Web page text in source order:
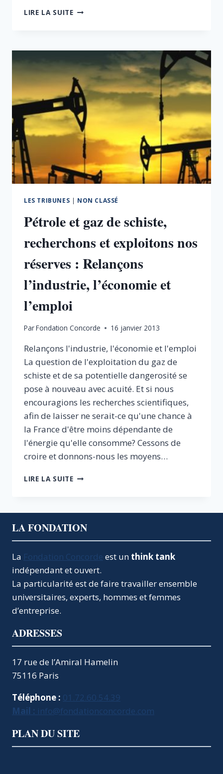
LIRE LA SUITEGAZ
UN
BLOCAGE
ABSURDE
ET
COÛTEUX
POUR
LE
PAYS
LES TRIBUNES | NON CLASSÉ
Pétrole et gaz de schiste,
recherchons et exploitons nos
réserves : Relançons
l’industrie, l’économie et
l’emploi
ParFondation Concorde 16 janvier 2013
Relançons l'industrie, l'économie et l'emploi
La question de l'exploitation du gaz de
schiste et de sa potentielle dangerosité se
pose à nouveau avec acuité. Et si nous
encouragions les recherches scientifiques,
afin de laisser ne serait-ce qu'une chance à
la France d'être moins dépendante de
l'énergie qu'elle consomme? Cessons de
croire et donnons-nous les moyens…
LIRE LA SUITEPÉTROLE
RECHERCHONS
ET
NOS
RÉSERVES
L’INDUSTRIE,
LA FONDATION
La Fondation Concorde est un think tank
indépendant et ouvert.
La particularité est de faire travailler ensemble
universitaires, experts, hommes et femmes
d’entreprise.
ADRESSES
17 rue de l’Amiral Hamelin
75116 Paris
Téléphone : 01.72.60.54.39
Mail : info@fondationconcorde.com
PLAN DU SITE